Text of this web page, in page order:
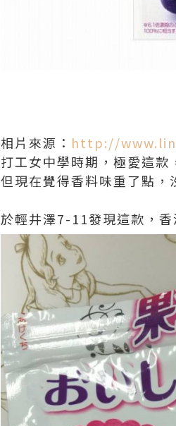
相片來源： http://
打工女中學時期，極愛這款
但現在覺得香料味重了點，
於輕井澤7-11發現這款，